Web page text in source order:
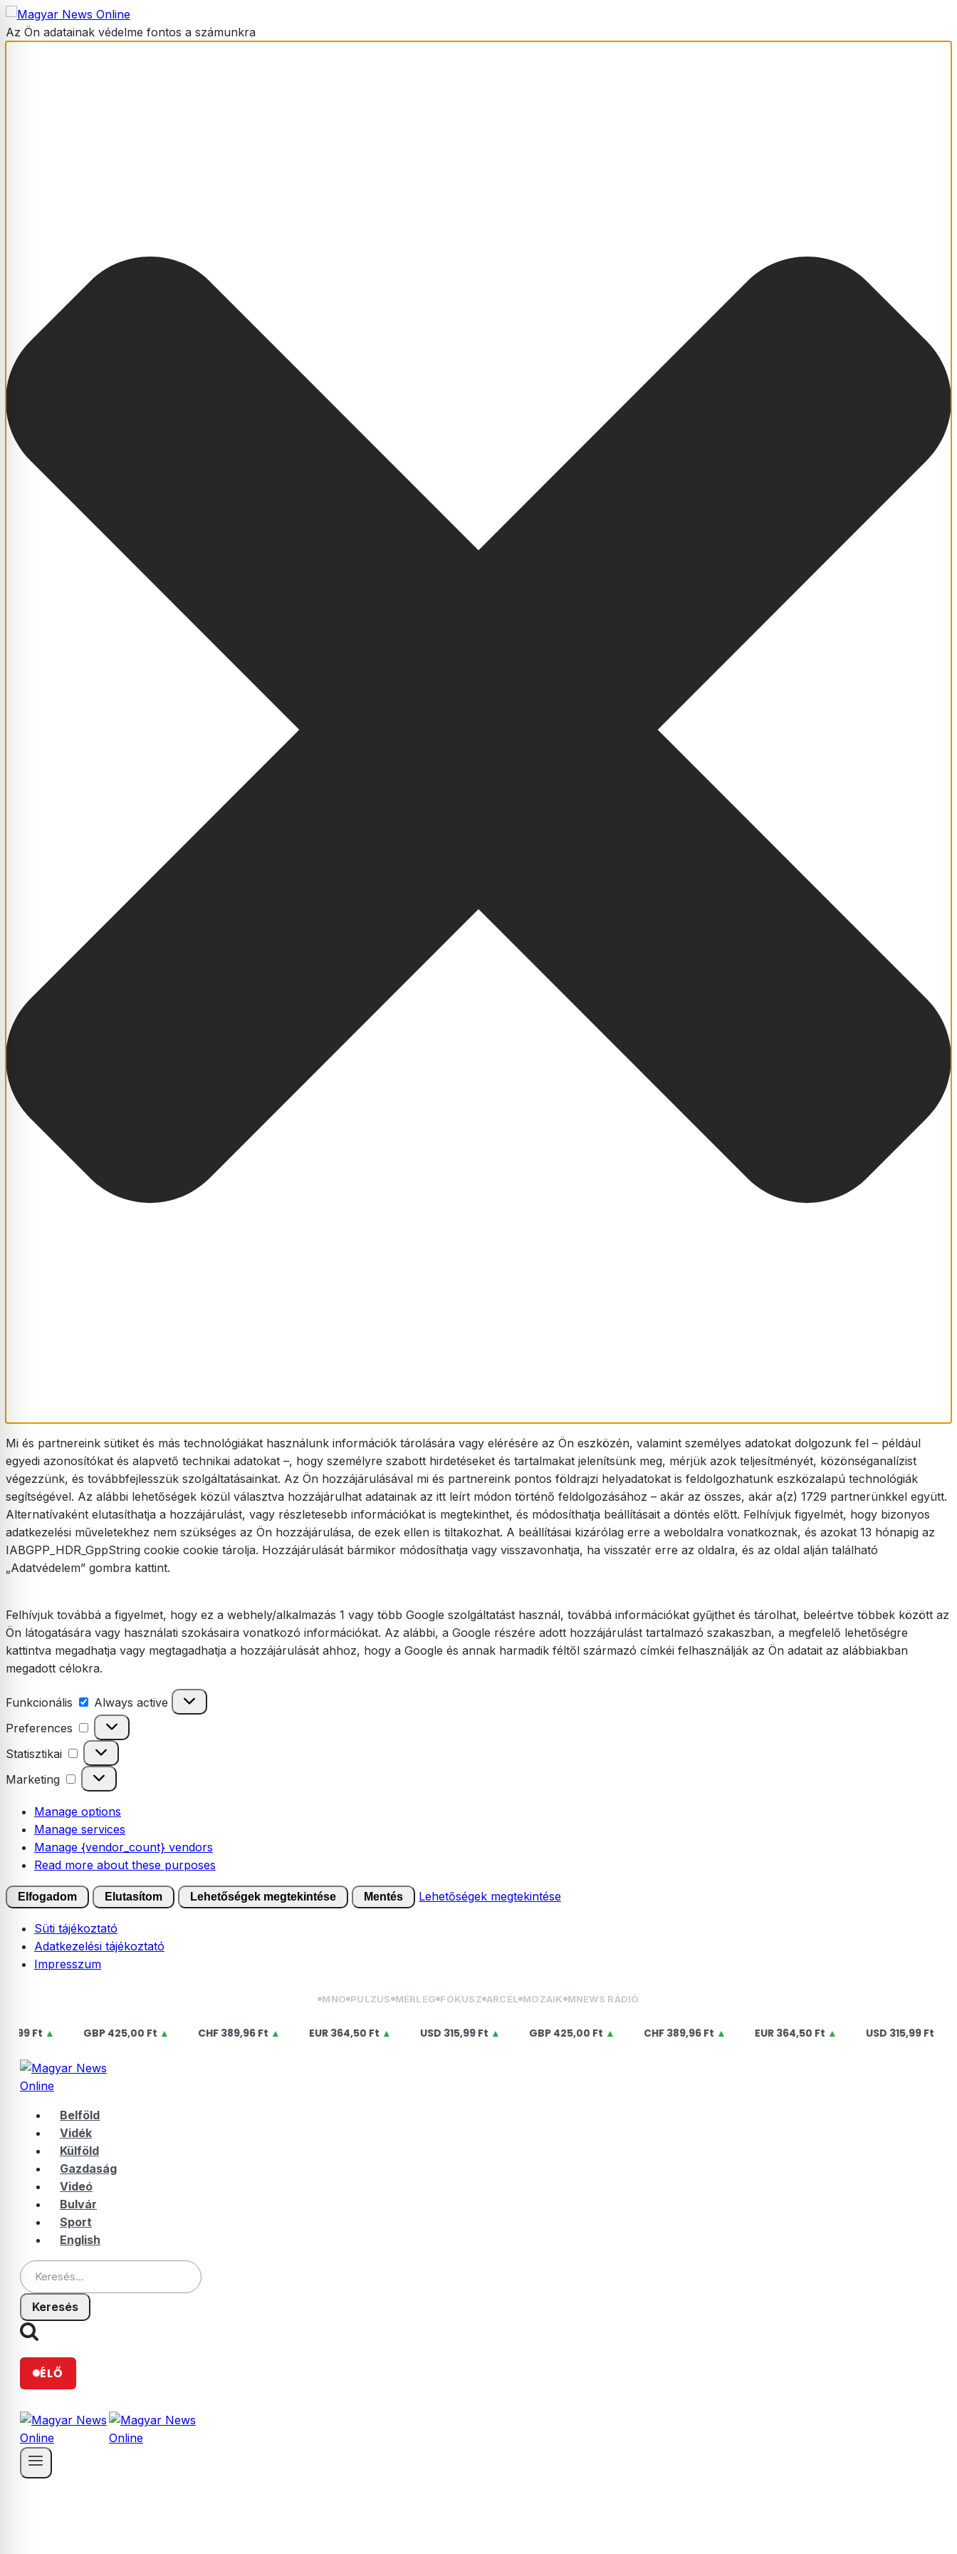
Az Ön adatainak védelme fontos a számunkra
Mi és partnereink sütiket és más technológiákat használunk információk tárolására vagy elérésére az Ön eszközén, valamint személyes adatokat dolgozunk fel – például
egyedi azonosítókat és alapvető technikai adatokat –, hogy személyre szabott hirdetéseket és tartalmakat jelenítsünk meg, mérjük azok teljesítményét, közönséganalízist
végezzünk, és továbbfejlesszük szolgáltatásainkat. Az Ön hozzájárulásával mi és partnereink pontos földrajzi helyadatokat is feldolgozhatunk eszközalapú technológiák
segítségével. Az alábbi lehetőségek közül választva hozzájárulhat adatainak az itt leírt módon történő feldolgozásához – akár az összes, akár a(z) 1729 partnerünkkel együtt.
Alternatívaként elutasíthatja a hozzájárulást, vagy részletesebb információkat is megtekinthet, és módosíthatja beállításait a döntés előtt. Felhívjuk figyelmét, hogy bizonyos
adatkezelési műveletekhez nem szükséges az Ön hozzájárulása, de ezek ellen is tiltakozhat. A beállításai kizárólag erre a weboldalra vonatkoznak, és azokat 13 hónapig az
IABGPP_HDR_GppString cookie cookie tárolja. Hozzájárulását bármikor módosíthatja vagy visszavonhatja, ha visszatér erre az oldalra, és az oldal alján található
„Adatvédelem” gombra kattint.
Felhívjuk továbbá a figyelmet, hogy ez a webhely/alkalmazás 1 vagy több Google szolgáltatást használ, továbbá információkat gyűjthet és tárolhat, beleértve többek között az
Ön látogatására vagy használati szokásaira vonatkozó információkat. Az alábbi, a Google részére adott hozzájárulást tartalmazó szakaszban, a megfelelő lehetőségre
kattintva megadhatja vagy megtagadhatja a hozzájárulását ahhoz, hogy a Google és annak harmadik féltől származó címkéi felhasználják az Ön adatait az alábbiakban
megadott célokra.
Funkcionális Funkcionális
Always active
Preferences
Preferences
Statisztikai Statisztikai
Marketing Marketing
Manage options
Manage services
Manage {vendor_count} vendors
Read more about these purposes
Elfogadom Elutasítom Lehetőségek megtekintése Mentés Lehetőségek megtekintése
Süti tájékoztató
Adatkezelési tájékoztató
Impresszum
content
MNO PULZUS MÉRLEG FÓKUSZ ARCÉL MOZAIK MNEWS RÁDIÓ
Ft▲ GBP425,00 Ft▲ 389,96 Ft▲ 364,50 Ft▲ 315,99 Ft▲ GBP425,00 Ft▲ 389,96 Ft▲ 364,50 Ft▲ 315,99 Ft▲
Belföld
Vidék
Külföld
Gazdaság
Videó
Bulvár
Sport
English
Keresés:
ÉLŐ